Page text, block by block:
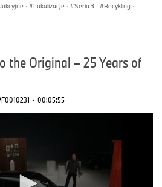
· Lokalizacje · Seria 3 · Recykling ·
the Original – 25 Years of
· 00:05:55